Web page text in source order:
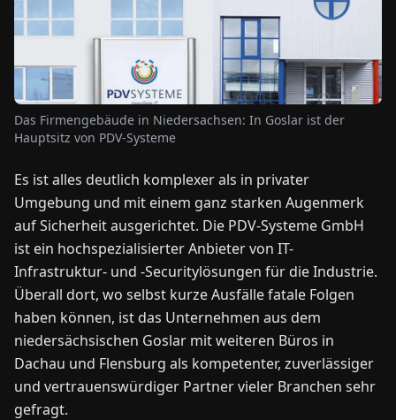
ÜBER
ENDEFRESITNLPLHU
ZU
UNS
Das Firmengebäude in Niedersachsen: In Goslar ist der
Hauptsitz von PDV-Systeme
Es ist alles deutlich komplexer als in privater
Umgebung und mit einem ganz starken Augenmerk
auf Sicherheit ausgerichtet. Die PDV-Systeme GmbH
ist ein hochspezialisierter Anbieter von IT-
Infrastruktur- und -Securitylösungen für die Industrie.
Überall dort, wo selbst kurze Ausfälle fatale Folgen
haben können, ist das Unternehmen aus dem
niedersächsischen Goslar mit weiteren Büros in
Dachau und Flensburg als kompetenter, zuverlässiger
und vertrauenswürdiger Partner vieler Branchen sehr
gefragt.